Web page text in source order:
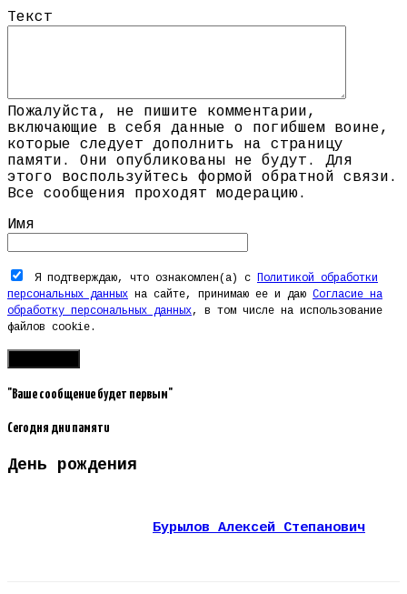
Текст
Пожалуйста, не пишите комментарии,
включающие в себя данные о погибшем воине,
которые следует дополнить на страницу
памяти. Они опубликованы не будут. Для
этого воспользуйтесь формой обратной связи.
Все сообщения проходят модерацию.
Имя
Я подтверждаю, что ознакомлен(а) с
Политикой обработки
персональных данных на сайте, принимаю ее и даю Согласие на
обработку персональных данных, в том числе на использование
файлов cookie.
"Ваше сообщение будет первым"
Сегодня дни памяти
День рождения
Бурылов Алексей Степанович